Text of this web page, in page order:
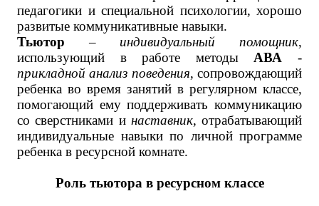
педагогики и специальной психологии, хорошо
развитые коммуникативные навыки.
Тьютор – индивидуальный помощник,
использующий в работе методы АВА -
прикладной анализ поведения, сопровождающий
ребенка во время занятий в регулярном классе,
помогающий ему поддерживать коммуникацию
со сверстниками и наставник, отрабатывающий
индивидуальные навыки по личной программе
ребенка в ресурсной комнате.
Роль тьютора в ресурсном классе